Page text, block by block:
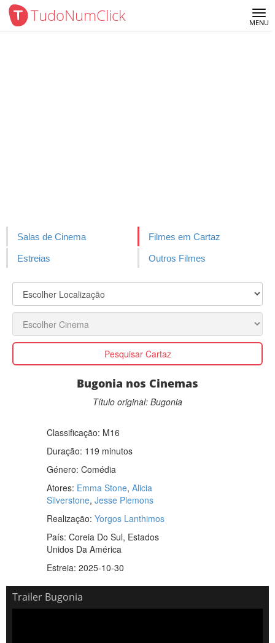
TudoNumClick MENU
Salas de Cinema Filmes em Cartaz
Estreias Outros Filmes
Pesquisar Cartaz
Bugonia nos Cinemas
Título original: Bugonia
Classificação: M16
Duração: 119 minutos
Género: Comédia
Atores: Emma Stone, Alicia
Silverstone, Jesse Plemons
Realização: Yorgos Lanthimos
País: Coreia Do Sul, Estados
Unidos Da América
Estreia: 2025-10-30
Trailer Bugonia